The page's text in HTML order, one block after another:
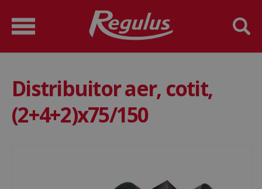
Distribuitor aer, cotit,
(2+4+2)x75/150